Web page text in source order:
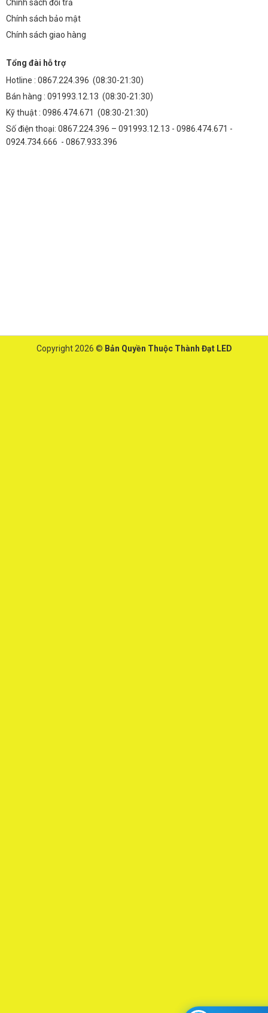
Chính sách đổi trả
Chính sách bảo mật
Chính sách giao hàng
Tổng đài hỗ trợ
Hotline : 0867.224.396 (08:30-21:30)
Bán hàng : 091993.12.13 (08:30-21:30)
Kỹ thuật : 0986.474.671 (08:30-21:30)
Số điện thoại: 0867.224.396 – 091993.12.13 - 0986.474.671 -
0924.734.666 - 0867.933.396
Copyright 2026 © Bản Quyền Thuộc Thành Đạt LED